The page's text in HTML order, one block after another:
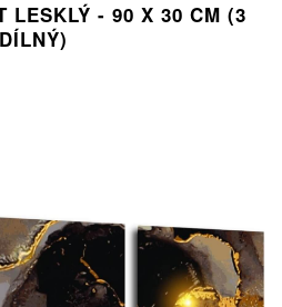
LESKLÝ - 90 X 30 CM (3
DÍLNÝ)